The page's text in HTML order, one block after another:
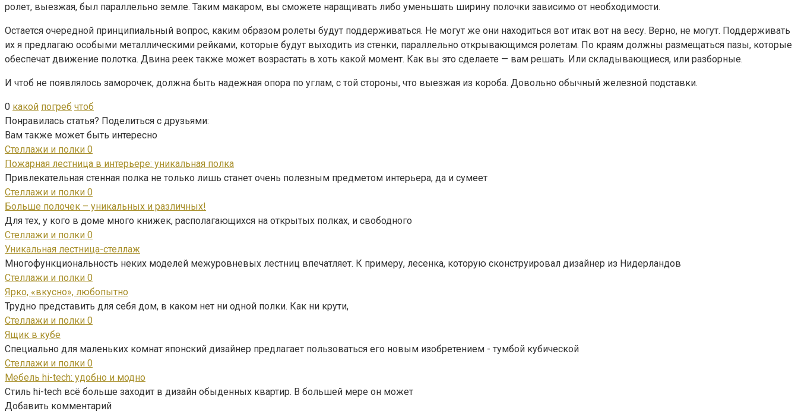
ролет, выезжая, был параллельно земле. Таким макаром, вы сможете наращивать либо уменьшать ширину полочки зависимо от необходимости.
Остается очередной принципиальный вопрос, каким образом ролеты будут поддерживаться. Не могут же они находиться вот итак вот на весу. Верно, не могут. Поддерживать
их я предлагаю особыми металлическими рейками, которые будут выходить из стенки, параллельно открывающимся ролетам. По краям должны размещаться пазы, которые
обеспечат движение полотка. Двина реек также может возрастать в хоть какой момент. Как вы это сделаете — вам решать. Или складывающиеся, или разборные.
И чтоб не появлялось заморочек, должна быть надежная опора по углам, с той стороны, что выезжая из короба. Довольно обычный железной подставки.
0 какой погреб чтоб
Понравилась статья? Поделиться с друзьями:
Вам также может быть интересно
Стеллажи и полки 0
Пожарная лестница в интерьере: уникальная полка
Привлекательная стенная полка не только лишь станет очень полезным предметом интерьера, да и сумеет
Стеллажи и полки 0
Больше полочек – уникальных и различных!
Для тех, у кого в доме много книжек, располагающихся на открытых полках, и свободного
Стеллажи и полки 0
Уникальная лестница-стеллаж
Многофункциональность неких моделей межуровневых лестниц впечатляет. К примеру, лесенка, которую сконструировал дизайнер из Нидерландов
Стеллажи и полки 0
Ярко, «вкусно», любопытно
Трудно представить для себя дом, в каком нет ни одной полки. Как ни крути,
Стеллажи и полки 0
Ящик в кубе
Специально для маленьких комнат японский дизайнер предлагает пользоваться его новым изобретением - тумбой кубической
Стеллажи и полки 0
Мебель hi-tech: удобно и модно
Стиль hi-tech всё больше заходит в дизайн обыденных квартир. В большей мере он может
Добавить комментарий